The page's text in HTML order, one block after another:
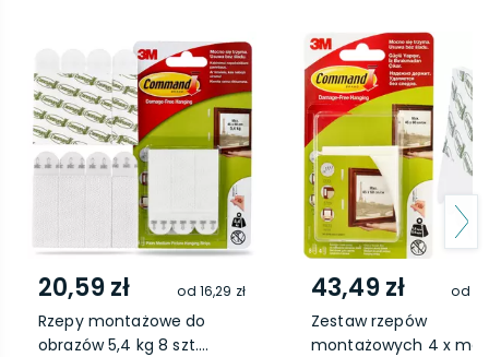
20,59 zł od 16,29 zł
Rzepy montażowe do
obrazów 5,4 kg 8 szt....
43,49 zł od
Zestaw rzepów
montażowych 4 x